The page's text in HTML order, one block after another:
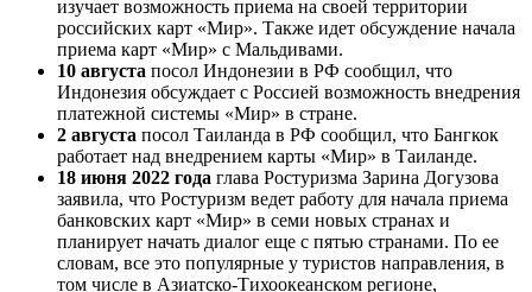
изучает возможность приема на своей территории
российских карт «Мир». Также идет обсуждение начала
приема карт «Мир» с Мальдивами.
10 августа посол Индонезии в РФ сообщил, что
Индонезия обсуждает с Россией возможность внедрения
платежной системы «Мир» в стране.
2 августа посол Таиланда в РФ сообщил, что Бангкок
работает над внедрением карты «Мир» в Таиланде.
18 июня 2022 года глава Ростуризма Зарина Догузова
заявила, что Ростуризм ведет работу для начала приема
банковских карт «Мир» в семи новых странах и
планирует начать диалог еще с пятью странами. По ее
словам, все это популярные у туристов направления, в
том числе в Азиатско-Тихоокеанском регионе,